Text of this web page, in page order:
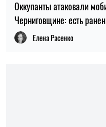
Оккупанты атаковали
Черниговщине: есть
Елена Расенко